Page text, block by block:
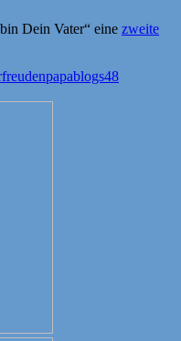
Dein Vater“ eine zweite
Schlagwörter
papablogs48